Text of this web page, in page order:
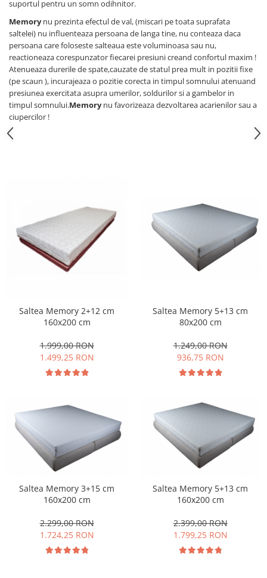
suportul pentru un somn odihnitor.
Memorynu prezinta efectul de val, (miscari pe toata suprafata
saltelei) nu influenteaza persoana de langa tine, nu conteaza daca
persoana care foloseste salteaua este voluminoasa sau nu,
reactioneaza corespunzator fiecarei presiuni creand confortul maxim !
Atenueaza durerile de spate,cauzate de statul prea mult in pozitii fixe
(pe scaun ), incurajeaza o pozitie corecta in timpul somnului atenuand
presiunea exercitata asupra umerilor, soldurilor si a gambelor in
timpul somnului.Memorynu favorizeaza dezvoltarea acarienilor sau a
ciupercilor !
Saltea Memory 2+12 cm
160x200 cm
1.999,00 RON
1.499,25 RON
Saltea Memory 5+13 cm
80x200 cm
1.249,00 RON
936,75 RON
Saltea Memory 3+15 cm
160x200 cm
2.299,00 RON
1.724,25 RON
Saltea Memory 5+13 cm
160x200 cm
2.399,00 RON
1.799,25 RON